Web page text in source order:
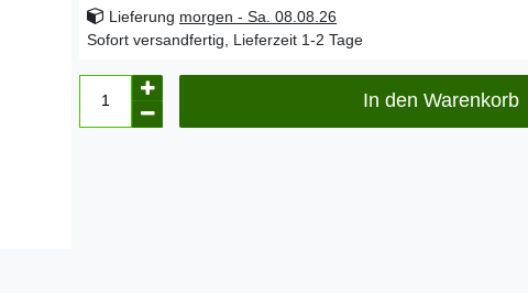
Lieferung morgen - Sa. 08.08.26
Sofort versandfertig, Lieferzeit 1-2 Tage
In den Warenkorb